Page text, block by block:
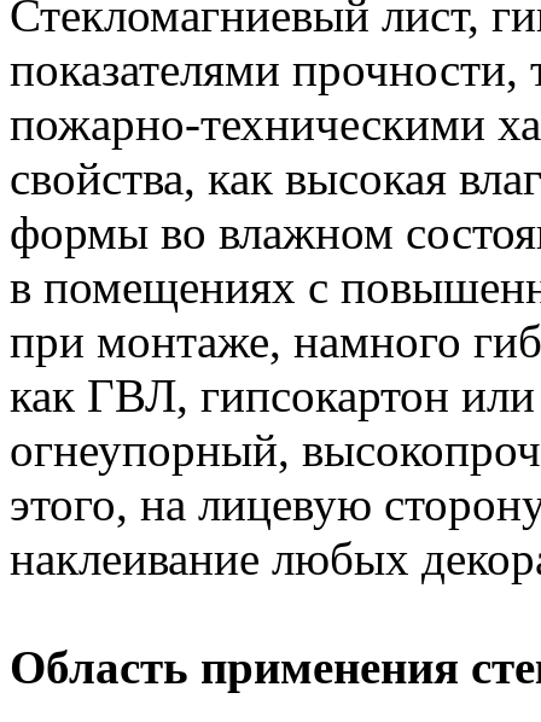
Стекломагниевый лист,
показателями
пожарно-техническими
свойства, как высокая
формы во влажном
в помещениях с
при монтаже, намного
как ГВЛ, гипсокартон
огнеупорный,
этого, на лицевую
наклеивание любых
Область применения